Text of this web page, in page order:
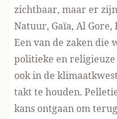
zichtbaar, maar er
Natuur, Gaïa, Al Gore,
Een van de zaken die
politieke en
ook in de
takt te houden.
kans ontgaan om